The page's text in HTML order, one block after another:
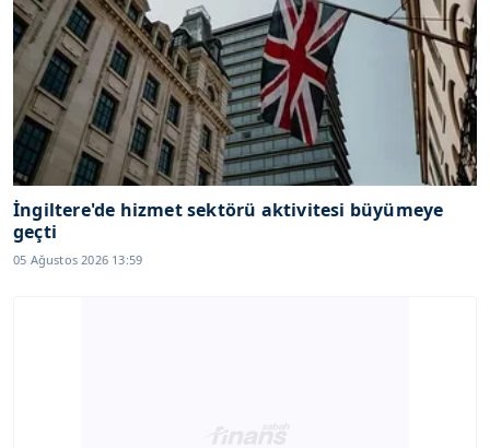
İngiltere'de hizmet sektörü aktivitesi büyümeye
geçti
05 Ağustos 2026 13:59